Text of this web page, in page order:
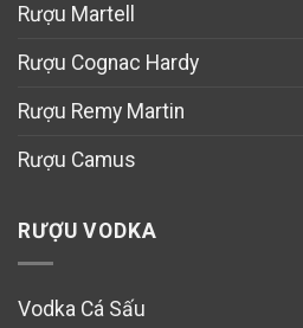
Rượu Martell
Rượu Cognac Hardy
Rượu Remy Martin
Rượu Camus
RƯỢU VODKA
Vodka Cá Sấu